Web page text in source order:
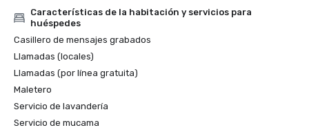
Características de la habitación y servicios para
huéspedes
Casillero de mensajes grabados
Llamadas (locales)
Llamadas (por línea gratuita)
Maletero
Servicio de lavandería
Servicio de mucama